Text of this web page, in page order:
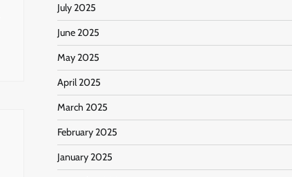
July 2025
June 2025
May 2025
April 2025
March 2025
February 2025
January 2025